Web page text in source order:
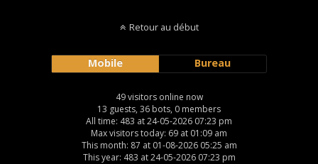
Retour au début
Mobile Bureau
49 visitors online now
13 guests, 36 bots, 0 members
All time: 483 at 24-05-2026 07:23 pm
Max visitors today: 69 at 01:09 am
This month: 87 at 01-08-2026 05:25 am
This year: 483 at 24-05-2026 07:23 pm